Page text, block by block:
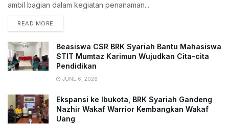
ambil bagian dalam kegiatan penanaman...
READ MORE
Beasiswa CSR BRK Syariah Bantu Mahasiswa
STIT Mumtaz Karimun Wujudkan Cita-cita
Pendidikan
JUNE 6, 2026
Ekspansi ke Ibukota, BRK Syariah Gandeng
Nazhir Wakaf Warrior Kembangkan Wakaf
Uang